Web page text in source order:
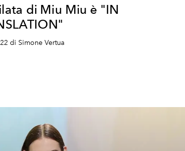
di Miu Miu è "IN
di Simone Vertua